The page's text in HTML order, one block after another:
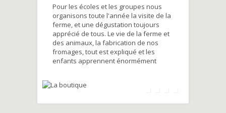
Pour les écoles et les groupes nous
organisons toute l'année la visite de la
ferme, et une dégustation toujours
apprécié de tous. Le vie de la ferme et
des animaux, la fabrication de nos
fromages, tout est expliqué et les
enfants apprennent énormément